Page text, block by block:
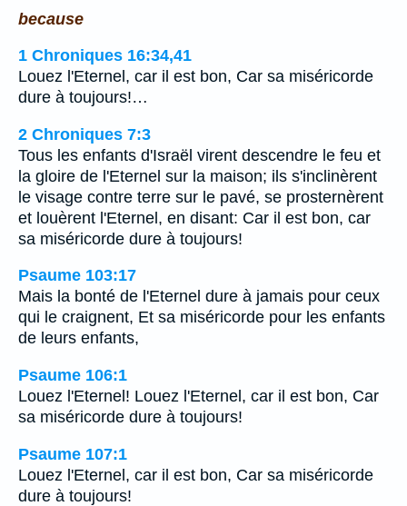
because
1 Chroniques 16:34,41
Louez l'Eternel, car il est bon, Car sa miséricorde
dure à toujours!…
2 Chroniques 7:3
Tous les enfants d'Israël virent descendre le feu et
la gloire de l'Eternel sur la maison; ils s'inclinèrent
le visage contre terre sur le pavé, se prosternèrent
et louèrent l'Eternel, en disant: Car il est bon, car
sa miséricorde dure à toujours!
Psaume 103:17
Mais la bonté de l'Eternel dure à jamais pour ceux
qui le craignent, Et sa miséricorde pour les enfants
de leurs enfants,
Psaume 106:1
Louez l'Eternel! Louez l'Eternel, car il est bon, Car
sa miséricorde dure à toujours!
Psaume 107:1
Louez l'Eternel, car il est bon, Car sa miséricorde
dure à toujours!